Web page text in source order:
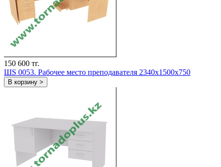
150 600 тг.
ШS 0053. Рабочее место преподавателя 2340х1500х750
В корзину >